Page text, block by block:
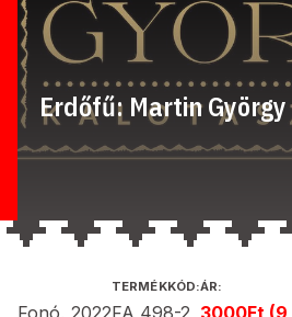
Erdőfű: Martin
ÉS
Fonó, 2022
TERMÉKKÓD:
FA 498-2
ÁR:
3000Ft (9